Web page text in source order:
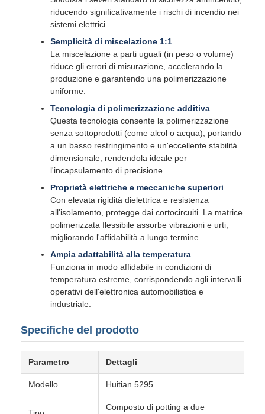
riducendo significativamente i rischi di incendio nei
sistemi elettrici.
Semplicità di miscelazione 1:1
La miscelazione a parti uguali (in peso o volume)
riduce gli errori di misurazione, accelerando la
produzione e garantendo una polimerizzazione
uniforme.
Tecnologia di polimerizzazione additiva
Questa tecnologia consente la polimerizzazione
senza sottoprodotti (come alcol o acqua), portando
a un basso restringimento e un'eccellente stabilità
dimensionale, rendendola ideale per
l'incapsulamento di precisione.
Proprietà elettriche e meccaniche superiori
Con elevata rigidità dielettrica e resistenza
all'isolamento, protegge dai cortocircuiti. La matrice
polimerizzata flessibile assorbe vibrazioni e urti,
migliorando l'affidabilità a lungo termine.
Ampia adattabilità alla temperatura
Funziona in modo affidabile in condizioni di
temperatura estreme, corrispondendo agli intervalli
operativi dell'elettronica automobilistica e
industriale.
Specifiche del prodotto
Parametro Dettagli
Modello Huitian 5295
Composto di potting a due